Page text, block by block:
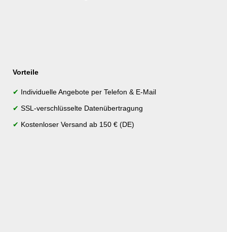
Vorteile
✔ Individuelle Angebote per Telefon & E-Mail
✔ SSL-verschlüsselte Datenübertragung
✔ Kostenloser Versand ab 150 € (DE)